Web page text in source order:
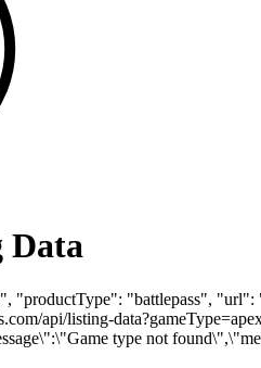
Data
"productType": "battlepass", "url":
api/listing-
type not